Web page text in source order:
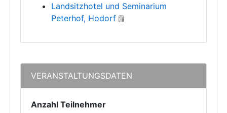
Landsitzhotel und Seminarium
Peterhof, Hodorf
VERANSTALTUNGSDATEN
Anzahl Teilnehmer